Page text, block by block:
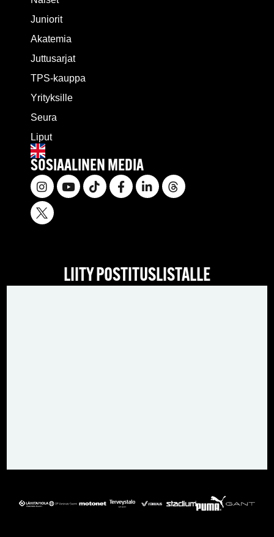
Juniorit
Akatemia
Juttusarjat
TPS-kauppa
Yrityksille
Seura
Liput
SOSIAALINEN MEDIA
LIITY POSTITUSLISTALLE